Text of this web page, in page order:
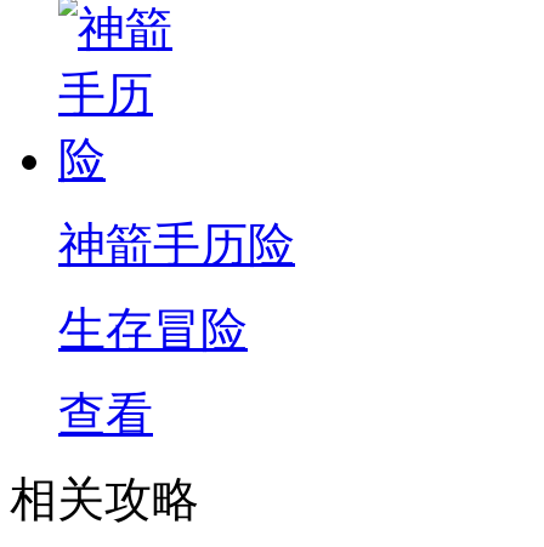
神箭手历险
生存冒险
查看
相关攻略